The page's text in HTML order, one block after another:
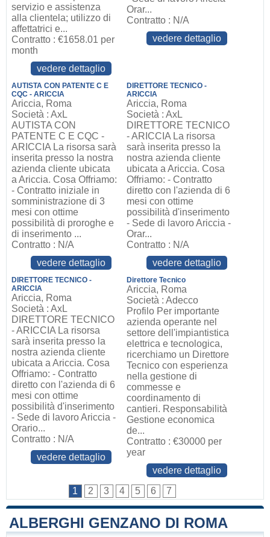
servizio e assistenza
alla clientela; utilizzo di
affettatrici e...
Contratto : €1658.01 per
month
vedere dettaglio
Orar...
Contratto : N/A
vedere dettaglio
AUTISTA CON PATENTE C E
CQC - ARICCIA
Ariccia, Roma
Società : AxL
AUTISTA CON
PATENTE C E CQC -
ARICCIA La risorsa sarà
inserita presso la nostra
azienda cliente ubicata
a Ariccia. Cosa Offriamo:
- Contratto iniziale in
somministrazione di 3
mesi con ottime
possibilità di proroghe e
di inserimento ...
Contratto : N/A
vedere dettaglio
DIRETTORE TECNICO -
ARICCIA
Ariccia, Roma
Società : AxL
DIRETTORE TECNICO
- ARICCIA La risorsa
sarà inserita presso la
nostra azienda cliente
ubicata a Ariccia. Cosa
Offriamo: - Contratto
diretto con l'azienda di 6
mesi con ottime
possibilità d'inserimento
- Sede di lavoro Ariccia -
Orar...
Contratto : N/A
vedere dettaglio
DIRETTORE TECNICO -
ARICCIA
Ariccia, Roma
Società : AxL
DIRETTORE TECNICO
- ARICCIA La risorsa
sarà inserita presso la
nostra azienda cliente
ubicata a Ariccia. Cosa
Offriamo: - Contratto
diretto con l'azienda di 6
mesi con ottime
possibilità d'inserimento
- Sede di lavoro Ariccia -
Orario...
Contratto : N/A
vedere dettaglio
Direttore Tecnico
Ariccia, Roma
Società : Adecco
Profilo Per importante
azienda operante nel
settore dell'impiantistica
elettrica e tecnologica,
ricerchiamo un Direttore
Tecnico con esperienza
nella gestione di
commesse e
coordinamento di
cantieri. Responsabilità
Gestione economica
de...
Contratto : €30000 per
year
vedere dettaglio
1
2 3 4 5 6 7
ALBERGHI GENZANO DI ROMA